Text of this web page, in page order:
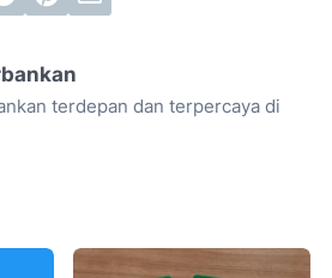
terdepan dan terpercaya di